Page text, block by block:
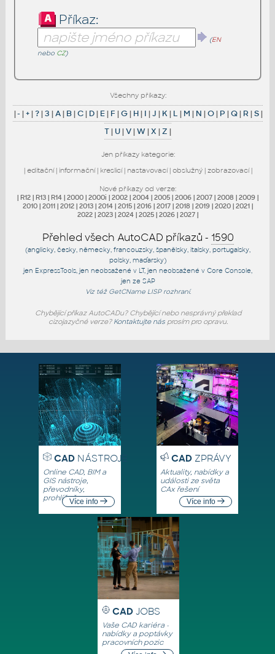
Příkaz:
(EN
nebo CZ)
Všechny příkazy:
|- |+|?|3 |A| B|C| D| E| F |G| H| I |J | K| L | M | N |O| P |Q| R |S|
T| U|V|W|X |Z |
Jen příkazy kategorie:
| editační| informační| kreslicí| nastavovací| obslužný| zobrazovací|
Nové příkazy od verze:
| R12 | R13 | R14 | 2000 | 2000i | 2002 | 2004 | 2005 | 2006 | 2007 | 2008 | 2009 |
2010 | 2011 | 2012 | 2013 | 2014 | 2015 | 2016 | 2017 | 2018 | 2019 | 2020 | 2021 |
2022 | 2023 | 2024 | 2025 | 2026 | 2027 |
Přehled všech AutoCAD příkazů - 1590
(anglicky, česky, německy, francouzsky, španělsky, italsky, portugalsky,
polsky, maďarsky)
jen ExpressTools , jen neobsažené v LT, jen neobsažené v Core Console
jen ze SAP
Viz též GetCNameLISP rozhraní.
Chybějící příkaz AutoCADu? Chybějící nebo nesprávný překlad
cizojazyčné verze? Kontaktujte násprosím pro opravu.
CADNÁSTROJE
Online CAD, BIM a
GIS nástroje,
převodníky,
prohlížečeVíce info
CADZPRÁVY
Aktuality, nabídky a
události ze světa
CAx řešení
Více info
CAD JOBS
Vaše CAD kariéra -
nabídky a poptávky
pracovních pozic